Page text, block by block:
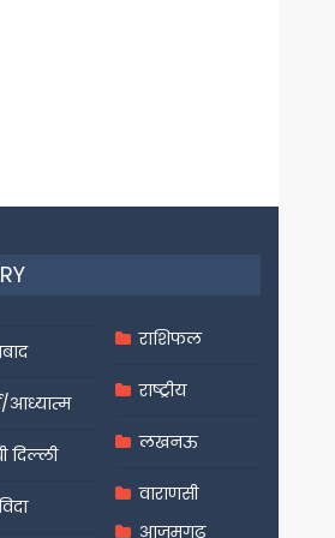
आध्यात्म
दिल्ली
राशिफल
राष्ट्रीय
लखनऊ
वाराणसी
आज़मगढ़